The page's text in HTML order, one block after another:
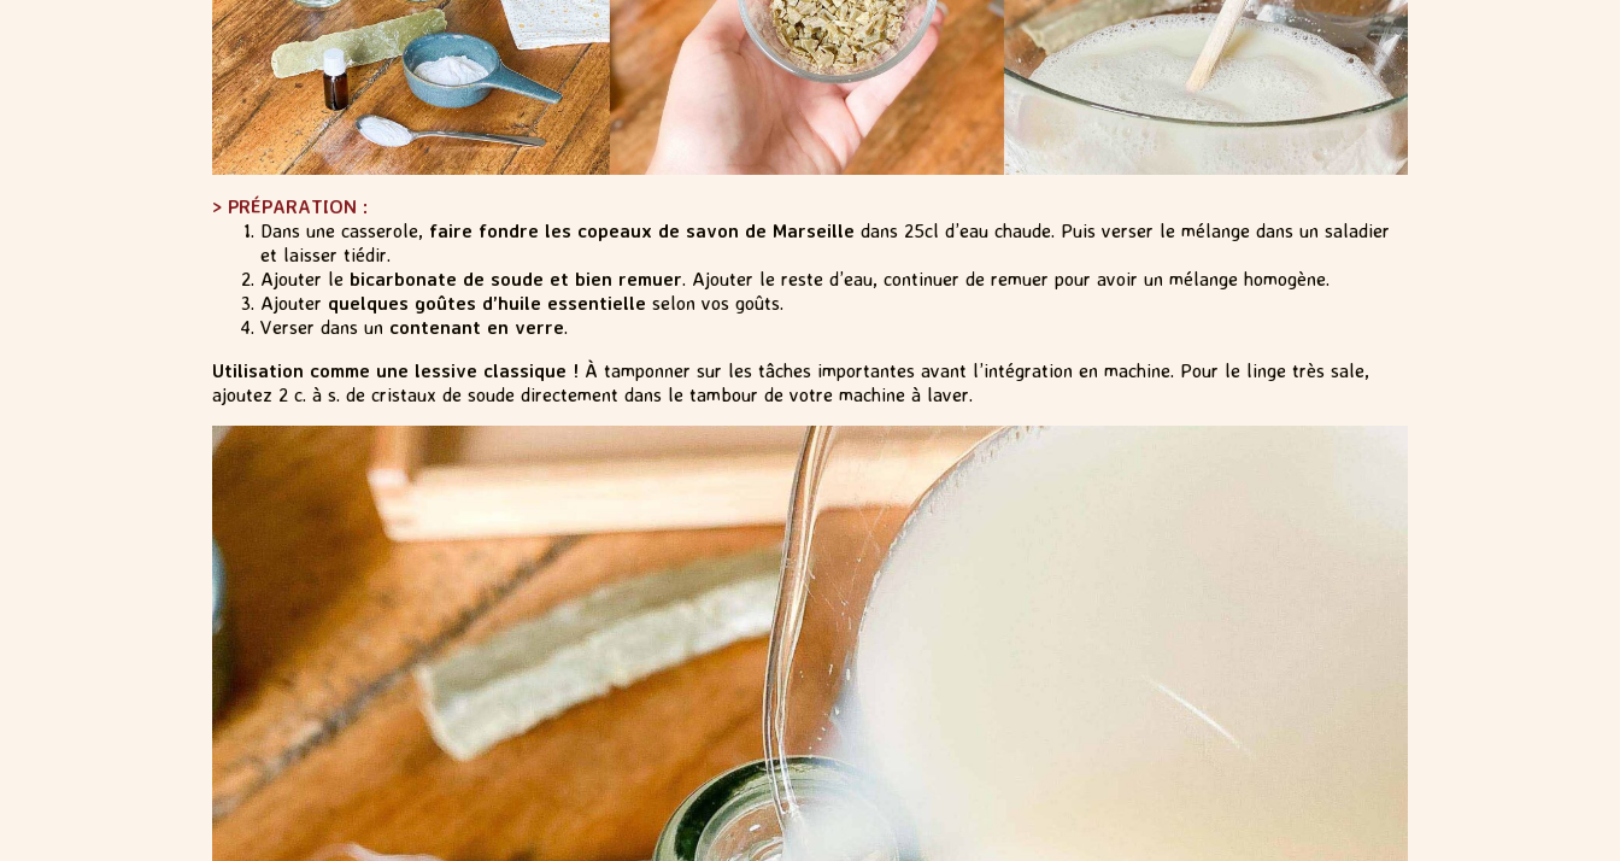
> PRÉPARATION :
Dans une casserole, faire fondre les copeaux de savon de Marseille dans 25cl d’eau chaude. Puis verser le mélange dans un saladier
et laisser tiédir.
Ajouter le bicarbonate de soude et bien remuer. Ajouter le reste d’eau, continuer de remuer pour avoir un mélange homogène.
Ajouter quelques goûtes d’huile essentielle selon vos goûts.
Verser dans un contenant en verre.
Utilisation comme une lessive classique ! À tamponner sur les tâches importantes avant l’intégration en machine. Pour le linge très sale,
ajoutez 2 c. à s. de cristaux de soude directement dans le tambour de votre machine à laver.